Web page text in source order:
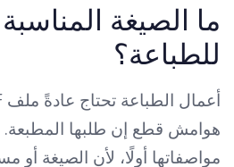
ما الصيغة
للطباعة؟
هوامش قطع إن طلبها
مواصفاتها أولًا، لأن الصيغة أو